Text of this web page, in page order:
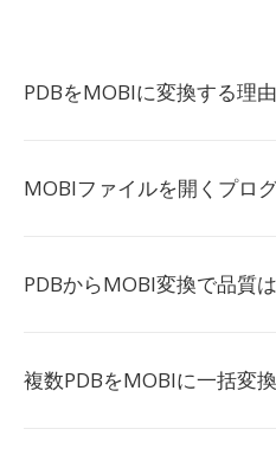
PDBをMOBIに変換する理
MOBIファイルを開くプロ
PDBからMOBI変換で品質
複数PDBをMOBIに一括変